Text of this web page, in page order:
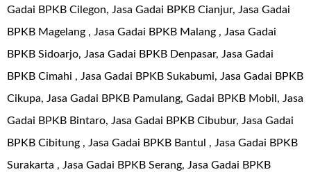
Gadai BPKB Cilegon, Jasa Gadai BPKB Cianjur, Jasa Gadai
BPKB Magelang , Jasa Gadai BPKB Malang , Jasa Gadai
BPKB Sidoarjo, Jasa Gadai BPKB Denpasar, Jasa Gadai
BPKB Cimahi , Jasa Gadai BPKB Sukabumi, Jasa Gadai BPKB
Cikupa, Jasa Gadai BPKB Pamulang, Gadai BPKB Mobil, Jasa
Gadai BPKB Bintaro, Jasa Gadai BPKB Cibubur, Jasa Gadai
BPKB Cibitung , Jasa Gadai BPKB Bantul , Jasa Gadai BPKB
Surakarta , Jasa Gadai BPKB Serang, Jasa Gadai BPKB